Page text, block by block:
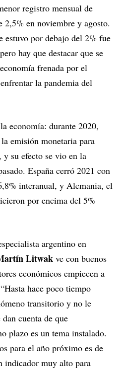
registro mensual de
en noviembre y agosto.
estuvo por debajo del 2% fue
hay que destacar que se
frenada por el
la pandemia del
economía: durante 2020,
emisión monetaria para
y su efecto se vio en la
España cerró 2021 con
interanual, y Alemania, el
por encima del 5%
argentino en
Litwak ve con buenos
económicos empiecen a
hace poco tiempo
transitorio y no le
cuenta de que
plazo es un tema instalado.
para el año próximo es de
indicador muy alto para